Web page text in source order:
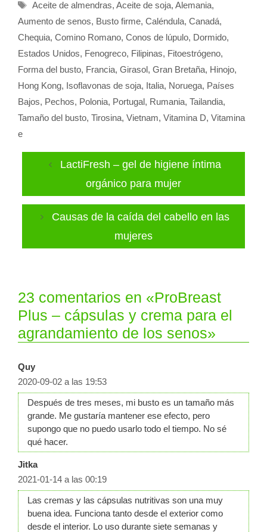
Etiquetas
Aceite de almendras, Aceite de soja, Alemania,
Aumento de senos, Busto firme, Caléndula, Canadá,
Chequia, Comino Romano, Conos de lúpulo, Dormido,
Estados Unidos, Fenogreco, Filipinas, Fitoestrógeno,
Forma del busto, Francia, Girasol, Gran Bretaña, Hinojo,
Hong Kong, Isoflavonas de soja, Italia, Noruega, Países
Bajos, Pechos, Polonia, Portugal, Rumania, Tailandia,
Tamaño del busto, Tirosina, Vietnam, Vitamina D, Vitamina
e
LactiFresh – gel de higiene íntima
orgánico para mujer
Causas de la caída del cabello en las
mujeres
23 comentarios en «ProBreast
Plus – cápsulas y crema para el
agrandamiento de los senos»
Quy
2020-09-02 a las 19:53
Después de tres meses, mi busto es un tamaño más
grande. Me gustaría mantener ese efecto, pero
supongo que no puedo usarlo todo el tiempo. No sé
qué hacer.
Jitka
2021-01-14 a las 00:19
Las cremas y las cápsulas nutritivas son una muy
buena idea. Funciona tanto desde el exterior como
desde el interior. Lo uso durante siete semanas y